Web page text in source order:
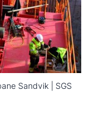
Sandvik | SGS